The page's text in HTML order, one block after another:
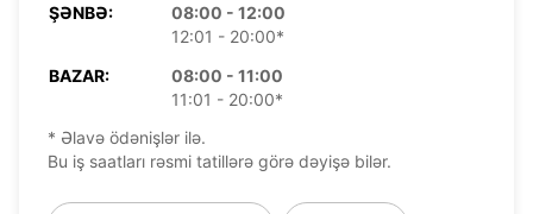
ŞƏNBƏ:
08:00 - 12:00
12:01 - 20:00*
BAZAR:
08:00 - 11:00
11:01 - 20:00*
* Əlavə ödənişlər ilə.
Bu iş saatları rəsmi tatillərə görə dəyişə bilər.